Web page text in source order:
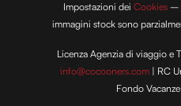
Impostazioni deiCookies –
immagini stock sono
Licenza Agenzia di viaggio e
info@cocooners.com | RC
Fondo